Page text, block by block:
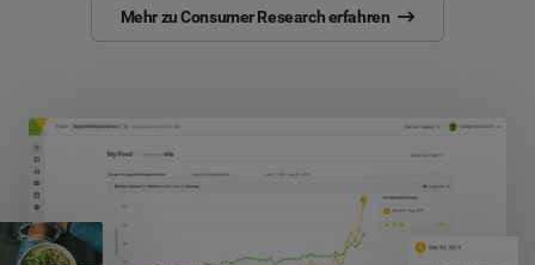
Mehr zu Consumer Research erfahren